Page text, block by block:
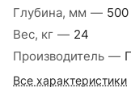
Глубина, мм — 500
Вес, кг — 24
Производитель —
Все характеристики